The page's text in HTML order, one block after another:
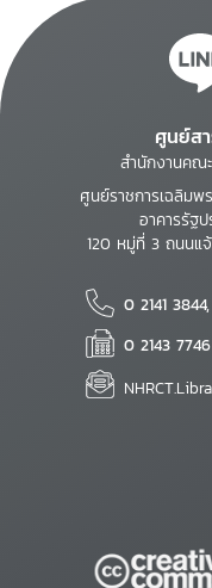
ศูนย์ส
สำนักงานคณ
ศูนย์ราชการเฉลิม
อาคารรัฐ
120 หมู่ที่ 3 ถนนแ
0 2141
0 2143 7746